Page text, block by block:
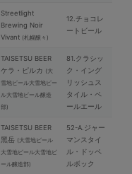
Streetlight
Brewing Noir
Vivant (札幌醸々)
12.チョコレ
ートビール
TAISETSU BEER
ケラ・ピルカ (⼤
雪地ビール⼤雪地ビー
ル⼤雪地ビール醸造
部)
81.クラシッ
ク・イング
リッシュス
タイル・ペ
ールエール
TAISETSU BEER
⿊岳 (⼤雪地ビール
⼤雪地ビール⼤雪地ビ
ール醸造部)
52-A.ジャー
マンスタイ
ル・ドッペ
ルボック